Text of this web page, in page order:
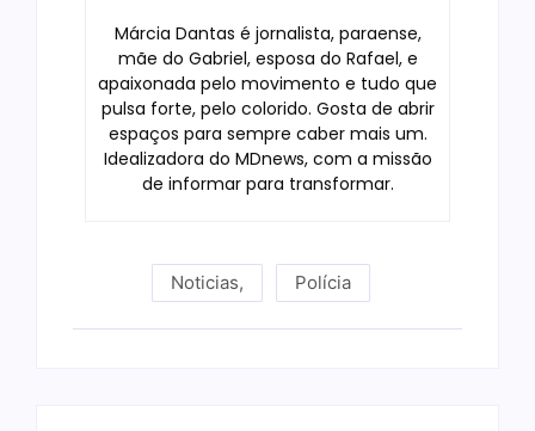
Márcia Dantas é jornalista, paraense,
mãe do Gabriel, esposa do Rafael, e
apaixonada pelo movimento e tudo que
pulsa forte, pelo colorido. Gosta de abrir
espaços para sempre caber mais um.
Idealizadora do MDnews, com a missão
de informar para transformar.
Noticias, Polícia